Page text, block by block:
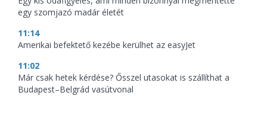
egy szomjazó madár életét
11:14
Amerikai befektető kezébe kerülhet az easyJet
11:02
Már csak hetek kérdése? Ősszel utasokat is szállíthat a
Budapest–Belgrád vasútvonal